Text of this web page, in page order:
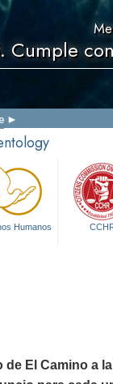
Cumple
Humanos
El Camino a